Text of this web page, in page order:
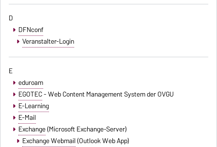
D
DFNconf
Veranstalter-Login
E
eduroam
EGOTEC- Web Content Management System der OVGU
E-Learning
E-Mail
Exchange(Microsoft Exchange-Server)
Exchange Webmail(Outlook Web App)